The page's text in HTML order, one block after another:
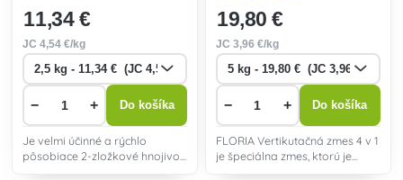
11,34 €
JC4,54 €/kg
− + Do košíka
Je velmi účinné a rýchlo
pôsobiace 2-zložkové hnojivo.
Je zdrojom organických látok
19,80 €
JC 3,96 €/kg
− + Do košíka
FLORIA Vertikutačná zmes 4 v 1
je špeciálna zmes, ktorú je
vhodné použiť pre vertikutáciu,